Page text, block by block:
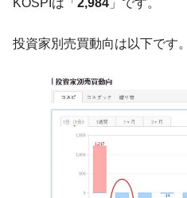
『Money1』
韓国は「中国と
『Money1』
韓国･外為取引
ル」まで拡大 ⇒ 海外資金の動
韓国･帰ってき
韓国大統領府
KOSPIは「 2,984 」です。
投資家別売買動向は以下です。